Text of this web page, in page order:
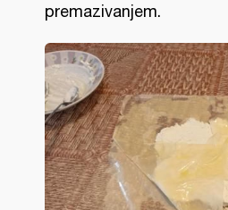
premazivanjem.